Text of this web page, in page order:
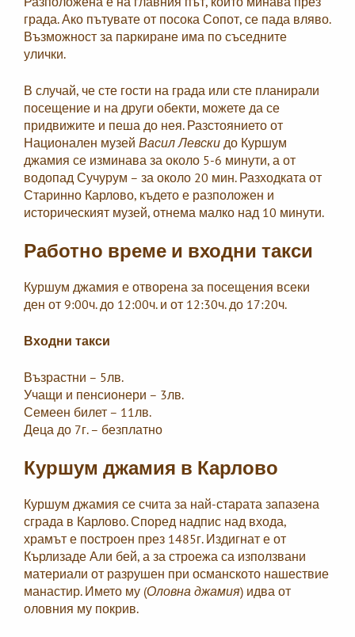
града. Ако пътувате от посока Сопот, се пада вляво.
Възможност за паркиране има по съседните
улички.
В случай, че сте гости на града или сте планирали
посещение и на други обекти, можете да се
придвижите и пеша до нея. Разстоянието от
Национален музей Васил Левски до Куршум
джамия се изминава за около 5-6 минути, а от
водопад Сучурум – за около 20 мин. Разходката от
Старинно Карлово, където е разположен и
историческият музей, отнема малко над 10 минути.
Работно време и входни такси
Куршум джамия е отворена за посещения всеки
ден от 9:00ч. до 12:00ч. и от 12:30ч. до 17:20ч.
Входни такси
Възрастни – 5лв.
Учащи и пенсионери – 3лв.
Семеен билет – 11лв.
Деца до 7г. – безплатно
Куршум джамия в Карлово
Куршум джамия се счита за най-старата запазена
сграда в Карлово. Според надпис над входа,
храмът е построен през 1485г. Издигнат е от
Кърлизаде Али бей, а за строежа са използвани
материали от разрушен при османското нашествие
манастир. Името му (Оловна джамия) идва от
оловния му покрив.